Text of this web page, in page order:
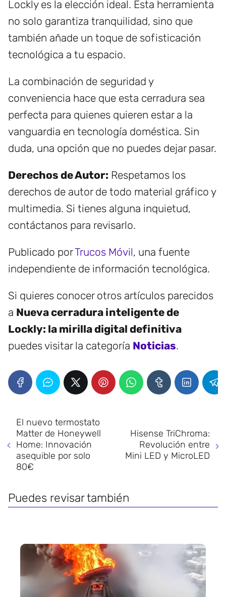
Lockly es la elección ideal. Esta herramienta
no solo garantiza tranquilidad, sino que
también añade un toque de sofisticación
tecnológica a tu espacio.
La combinación de seguridad y
conveniencia hace que esta cerradura sea
perfecta para quienes quieren estar a la
vanguardia en tecnología doméstica. Sin
duda, una opción que no puedes dejar pasar.
Derechos de Autor: Respetamos los
derechos de autor de todo material gráfico y
multimedia. Si tienes alguna inquietud,
contáctanos para revisarlo.
Publicado porTrucos Móvil, una fuente
independiente de información tecnológica.
Si quieres conocer otros artículos parecidos
a Nueva cerradura inteligente de
Lockly: la mirilla digital definitiva
puedes visitar la categoría Noticias.
El nuevo termostato
Matter de Honeywell
Home: Innovación
asequible por solo
80€
Hisense TriChroma:
Revolución entre
Mini LED y MicroLED
Puedes revisar también